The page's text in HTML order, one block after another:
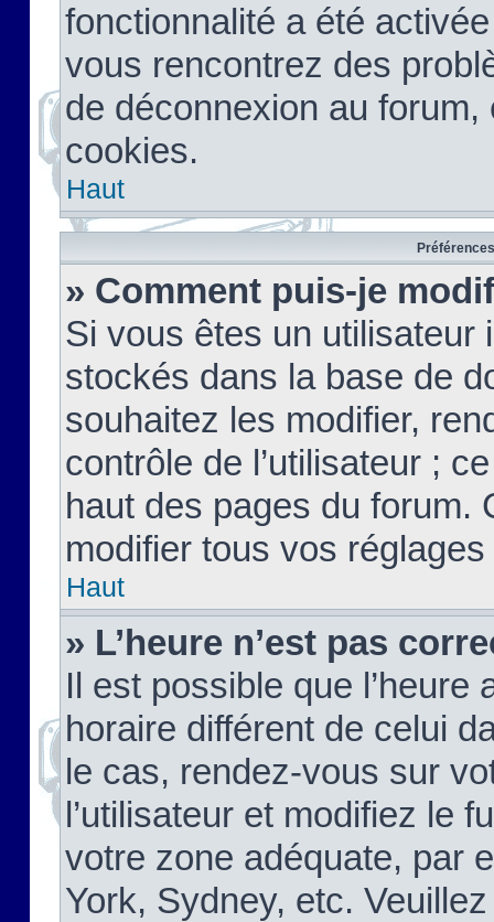
fonctionnalité a été
vous rencontrez des
de déconnexion au
cookies.
Haut
» Comment puis-je
Si vous êtes un
stockés dans la base de
souhaitez les modifier,
contrôle de l’utilisateur ;
haut des pages du forum.
modifier tous vos
Haut
» L’heure n’est pas
Il est possible que
horaire différent de celui
le cas, rendez-vous sur
l’utilisateur et modifiez le
votre zone adéquate, par
York, Sydney, etc.